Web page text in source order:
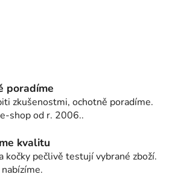
poradíme
zkušenostmi, ochotně poradíme.
shop od r. 2006..
kvalitu
kočky pečlivě testují vybrané zboží.